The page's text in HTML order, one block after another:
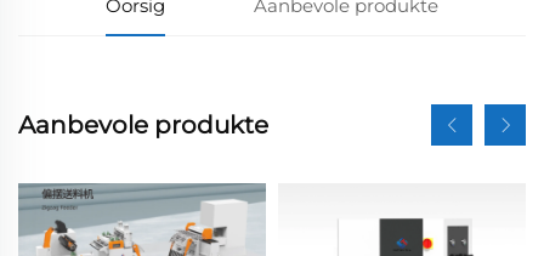
Oorsig Aanbevole produkte
Aanbevole produkte